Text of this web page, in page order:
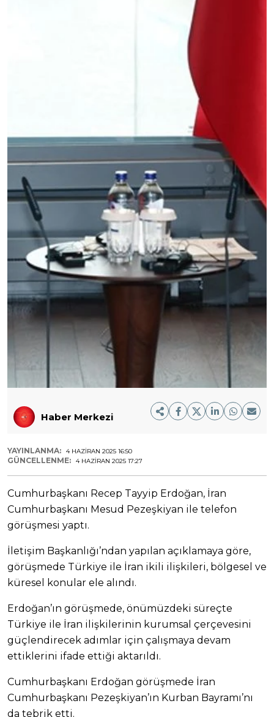
Haber Merkezi
YAYINLANMA: 4 HAZIRAN 2025 16:50
GÜNCELLENME: 4 HAZIRAN 2025 17:27
Cumhurbaşkanı Recep Tayyip Erdoğan, İran
Cumhurbaşkanı Mesud Pezeşkiyan ile telefon
görüşmesi yaptı.
İletişim Başkanlığı’ndan yapılan açıklamaya göre,
görüşmede Türkiye ile İran ikili ilişkileri, bölgesel ve
küresel konular ele alındı.
Erdoğan’ın görüşmede, önümüzdeki süreçte
Türkiye ile İran ilişkilerinin kurumsal çerçevesini
güçlendirecek adımlar için çalışmaya devam
ettiklerini ifade ettiği aktarıldı.
Cumhurbaşkanı Erdoğan görüşmede İran
Cumhurbaşkanı Pezeşkiyan’ın Kurban Bayramı’nı
da tebrik etti.